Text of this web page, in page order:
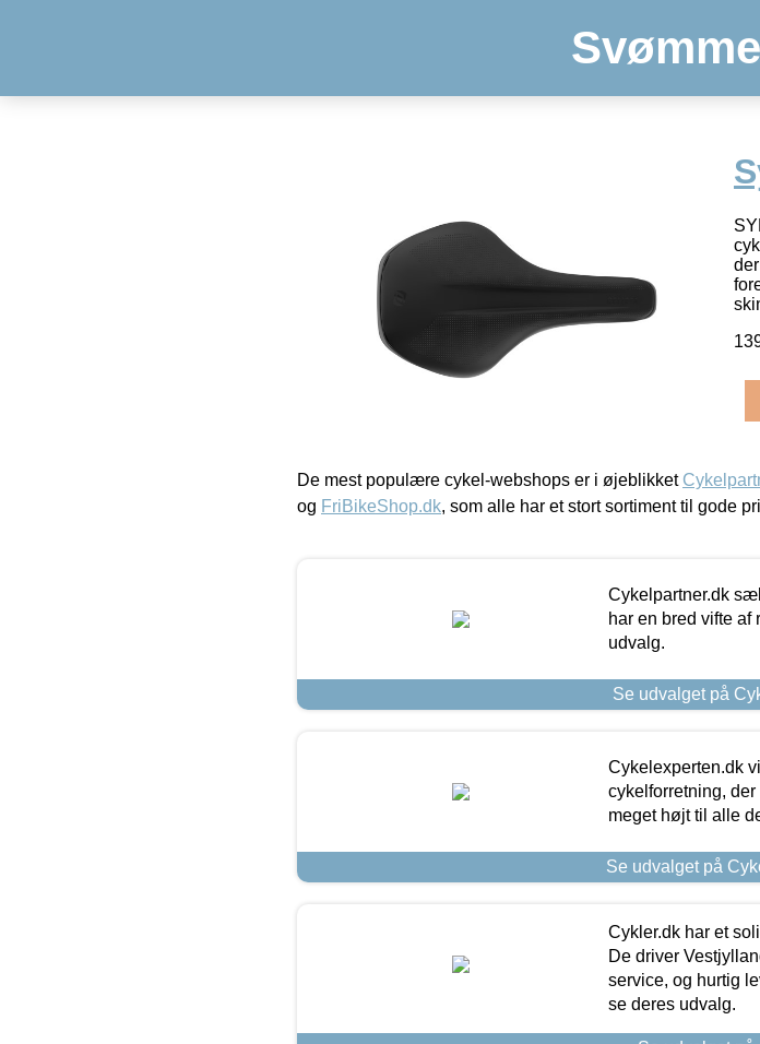
De mest populære cykel-webshops er i øjeblikket
og FriBikeShop.dk, som alle har et stort sortiment til gode
Cykelpartner.dk
har en bred vifte af
udvalg.
Se udvalget på
Cykelexperten.dk
cykelforretning,
meget højt til alle
Se udvalget på
Cykler.dk har et
De driver
service, og hurtig
se deres udvalg.